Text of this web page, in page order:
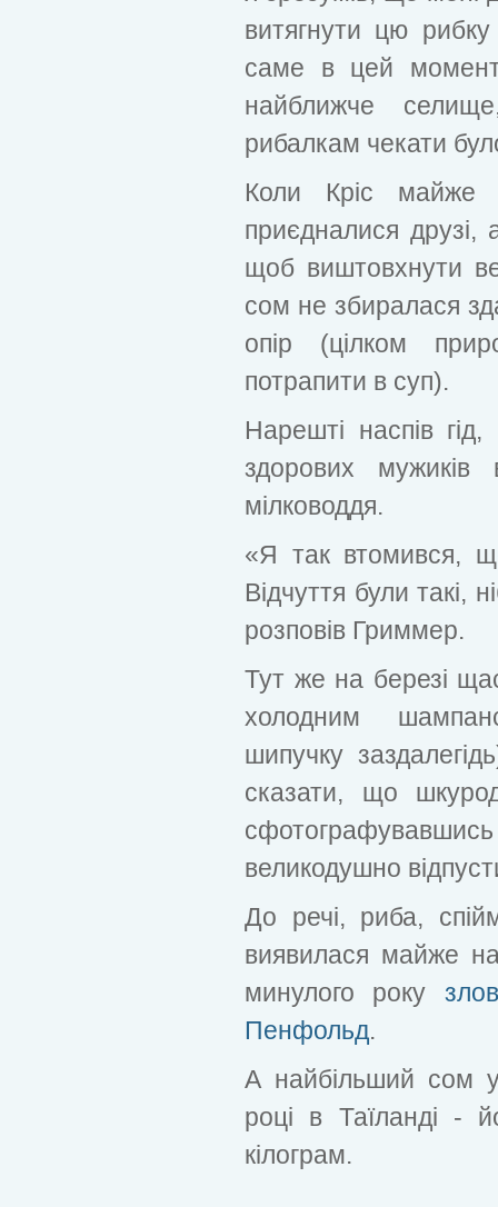
витягнути цю
саме в цей момент
найближче
рибалкам чекати
Коли Кріс
приєдналися
щоб виштовхнути
сом не збиралася
опір (цілком
потрапити в суп).
Нарешті наспів
здорових
мілководдя.
«Я так втомився,
Відчуття були такі,
розповів Гриммер.
Тут же на березі
холодним
шипучку
сказати, що
великодушно
До речі, риба,
виявилася майже
минулого року
Пенфольд.
А найбільший сом
році в Таїланді -
кілограм.